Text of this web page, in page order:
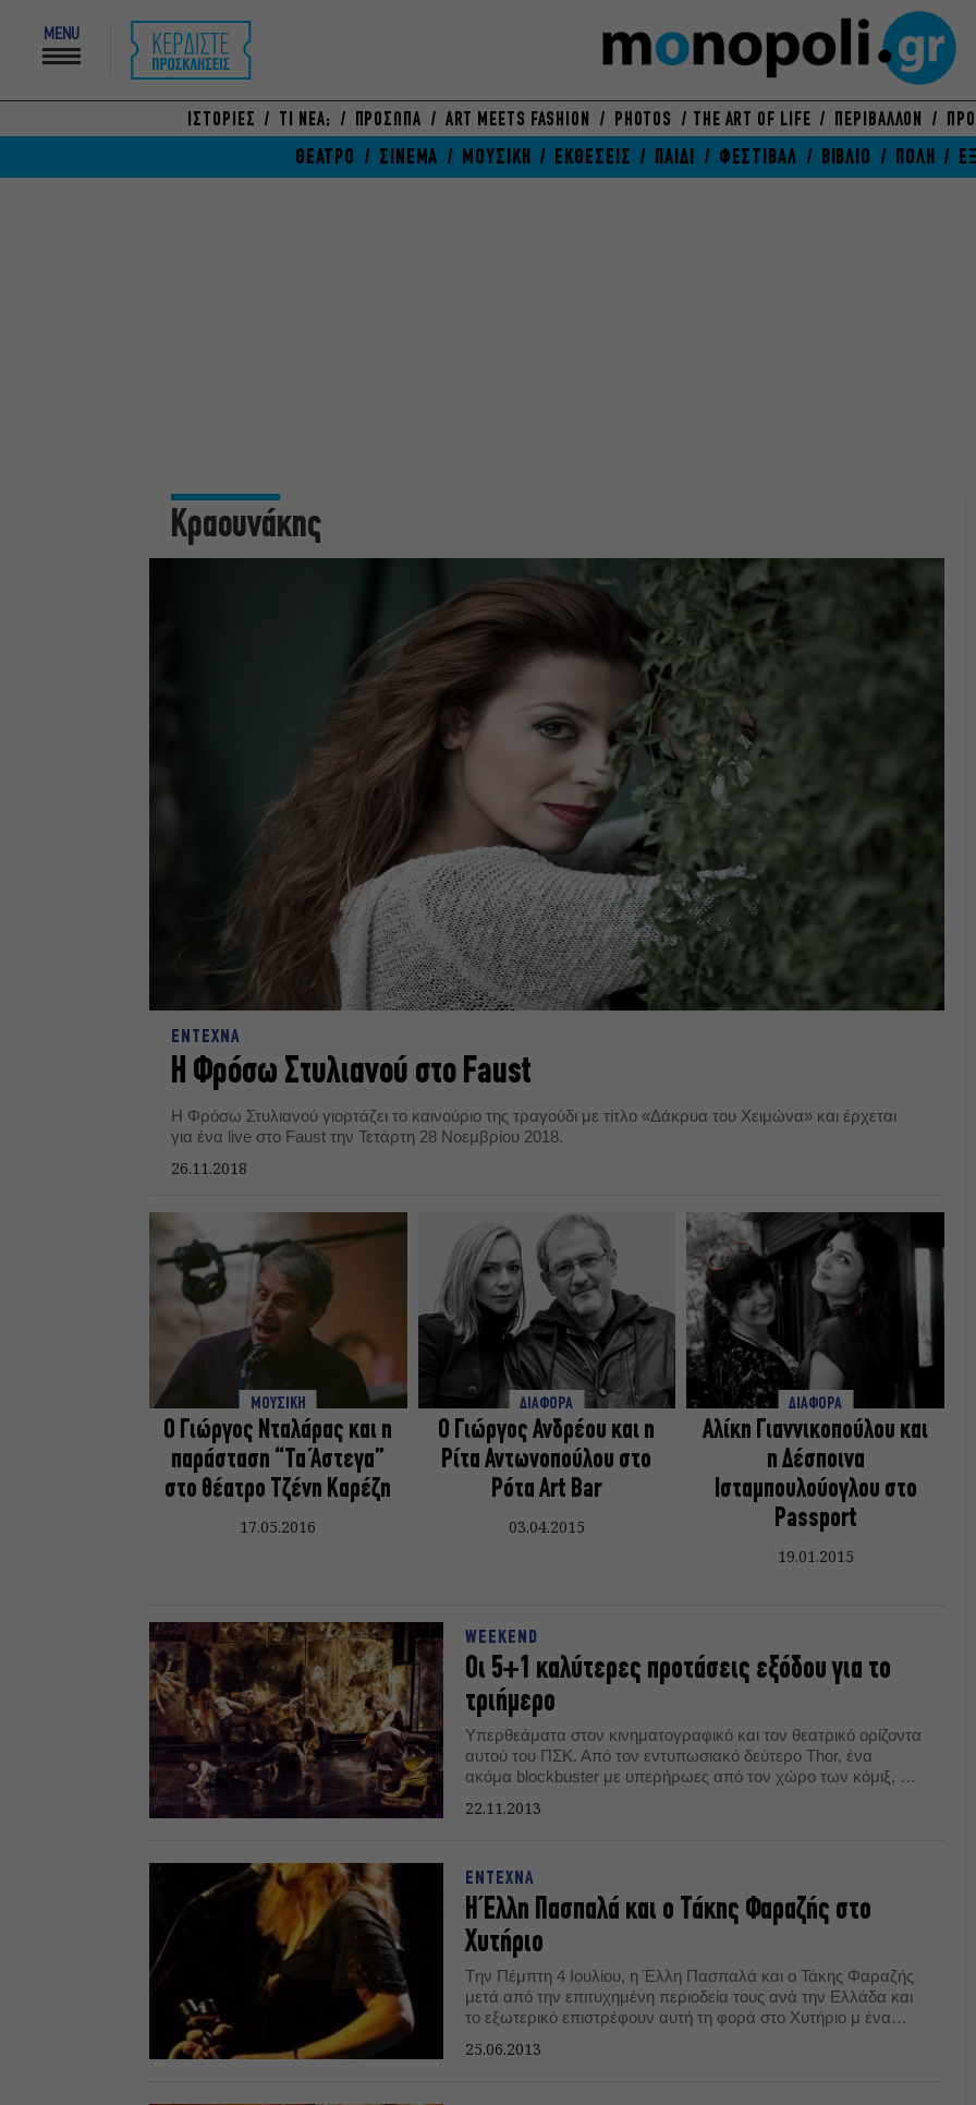
MENU
ΙΣΤΟΡΙΕΣ ΤΙ ΝΕΑ; ΠΡΟΣΩΠΑ ART MEETS FASHION PHOTOS THE ART OF LIFE ΠΕΡΙΒΑΛΛΟΝ
ΘΕΑΤΡΟ ΣΙΝΕΜΑ ΜΟΥΣΙΚΗ ΕΚΘΕΣΕΙΣ ΠΑΙΔΙ ΦΕΣΤΙΒΑΛ ΒΙΒΛΙΟ ΠΟΛΗ
Κραουνάκης
ΕΝΤΕΧΝΑ
Η Φρόσω Στυλιανού στο Faust
Η Φρόσω Στυλιανού γιορτάζει το καινούριο της τραγούδι με τίτλο «Δάκρυα του Χειμώνα» και έρχεται
για ένα live στο Faust την Τετάρτη 28 Νοεμβρίου 2018.
26.11.2018
ΜΟΥΣΙΚΗ
Ο Γιώργος Νταλάρας και η
παράσταση “Τα Άστεγα”
στο θέατρο Τζένη Καρέζη
17.05.2016
ΔΙΑΦΟΡΑ
Ο Γιώργος Ανδρέου και η
Ρίτα Αντωνοπούλου στο
Ρότα Art Bar
03.04.2015
ΔΙΑΦΟΡΑ
Αλίκη Γιαννικοπούλου και
η Δέσποινα
Ισταμπουλούογλου στο
Passport
19.01.2015
WEEKEND
Οι 5+1 καλύτερες προτάσεις εξόδου για το
τριήμερο
Υπερθεάματα στον κινηματογραφικό και τον θεατρικό ορίζοντα
αυτού του ΠΣΚ. Από τον εντυπωσιακό δεύτερο Thor, ένα
ακόμα blockbuster με υπερήρωες από τον χώρο των κόμιξ, ως
δυνατά στις ζωές μας. Και μαζί υπάρχουν και άλλες, λιγότερο
που γύρισε ο Αϊζενστάιν και σημαντικές συναυλίες.
22.11.2013
ΕΝΤΕΧΝΑ
Η Έλλη Πασπαλά και ο Τάκης Φαραζής στο
Χυτήριο
Tην Πέμπτη 4 Ιουλίου, η Έλλη Πασπαλά και ο Τάκης Φαραζής
μετά από την επιτυχημένη περιοδεία τους ανά την Ελλάδα και
το εξωτερικό επιστρέφουν αυτή τη φορά στο Xυτήριο μ ένα
25.06.2013